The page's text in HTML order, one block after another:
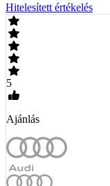
Hitelesített értékelés
5
Ajánlás